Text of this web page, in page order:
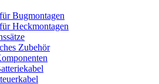
Bugmontagen
Heckmontagen
Zubehör